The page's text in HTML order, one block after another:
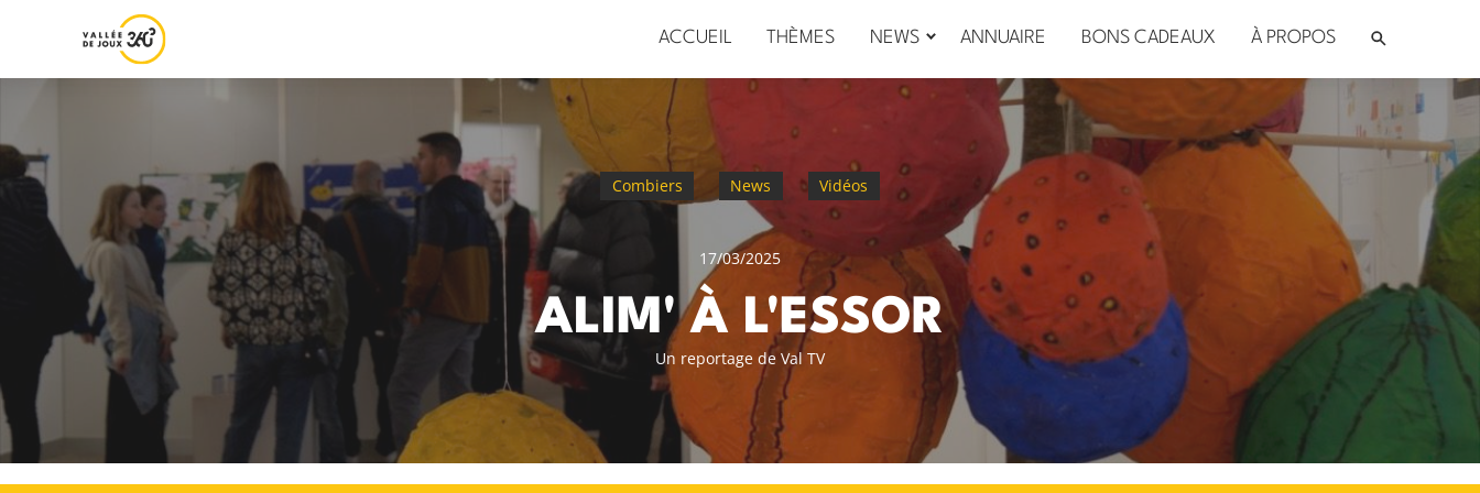
ACCUEIL THÈMES NEWS ANNUAIRE BONS CADEAUX À PROPOS
Combiers News Vidéos
17/03/2025
ALIM' À L'ESSOR
Un reportage de Val TV